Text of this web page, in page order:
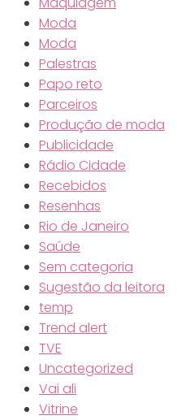
Moda
Moda
Palestras
Papo reto
Parceiros
Produção de moda
Publicidade
Rádio Cidade
Recebidos
Resenhas
Rio de Janeiro
Saúde
Sem categoria
Sugestão da leitora
temp
Trend alert
TVE
Uncategorized
Vai ali
Vitrine